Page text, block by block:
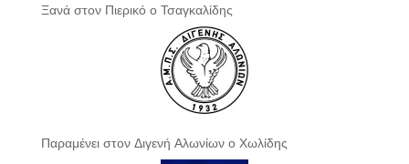
Ξανά στον Πιερικό ο Τσαγκαλίδης
Παραμένει στον Διγενή Αλωνίων ο Χωλίδης